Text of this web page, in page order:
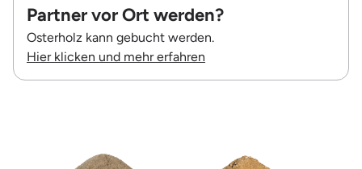
Partner vor Ort werden?
Osterholz kann gebucht werden.
Hier klicken und mehr erfahren